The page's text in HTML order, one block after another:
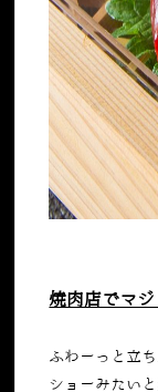
焼肉店でマ
ふわーっと立
ショーみたい